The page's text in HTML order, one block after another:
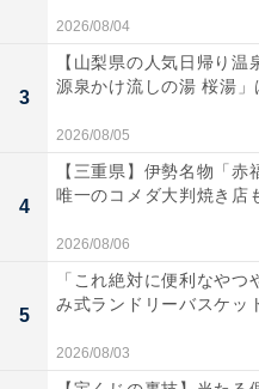
2026/08/04
3
【山梨県の人気日帰り温
源泉かけ流しの湯 桜湯」
2026/08/05
4
【三重県】伊勢名物「
唯一のコメダ大判焼き店
2026/08/06
5
「これ絶対に便利なや
み式ランドリーバスケッ
2026/08/03